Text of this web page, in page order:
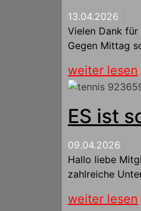
13.04.2026
Vielen Dank
Gegen Mittag
weiter lesen
ES ist
09.04.2026
Hallo liebe
zahlreiche
weiter lesen